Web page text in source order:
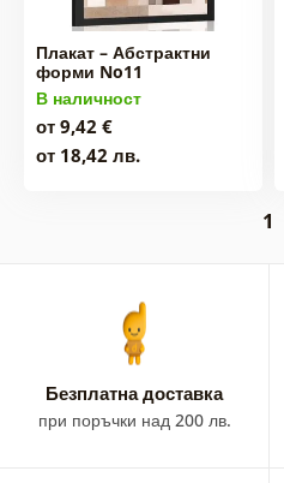
Плакат – Абстрактни
форми No11
В наличност
от 9,42 €
от 18,42 лв.
1
Безплатна доставка
при поръчки над 200 лв.